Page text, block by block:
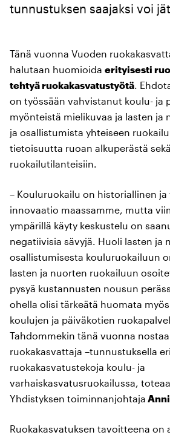
tunnustuksen saajaksi voi
Tänä vuonna Vuoden
halutaan huomioida erityisesti
tehtyä ruokakasvatustyötä .
on työssään vahvistanut koulu- ja
myönteistä mielikuvaa ja lasten ja
ja osallistumista yhteiseen
tietoisuutta ruoan alkuperästä
ruokailutilanteisiin.
– Kouluruokailu on historiallinen ja
innovaatio maassamme, mutta
ympärillä käyty keskustelu on
negatiivisia sävyjä. Huoli lasten ja
osallistumisesta kouluruokailuun
lasten ja nuorten ruokailuun
pysyä kustannusten nousun
ohella olisi tärkeätä huomata
koulujen ja päiväkotien
Tahdommekin tänä vuonna
ruokakasvattaja –tunnustuksella
ruokakasvatustekoja koulu- ja
varhaiskasvatusruokailussa,
Yhdistyksen toiminnanjohtaja
Ruokakasvatuksen tavoitteena on